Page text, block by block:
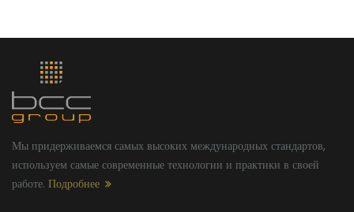
Мы придерживаемся самых высоких международных стандартов,
используем самые современные технологии и практики в своей
работе. Подробнее